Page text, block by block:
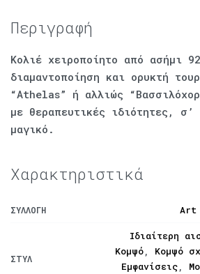
Περιγραφή
Κολιέ χειροποίητο από ασήμι
διαμαντοποίηση και ορυκτή
“Athelas” ή αλλιώς
με θεραπευτικές ιδιότητες,
μαγικό.
Χαρακτηριστικά
ΣΥΛΛΟΓΉ Art
ΣΤΥΛ
Ιδιαίτερη
Κομψό, Κομψό
Εμφανίσεις,